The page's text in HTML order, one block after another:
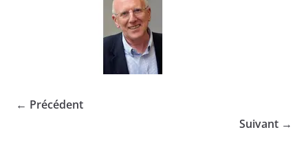
← Précédent
Suivant →